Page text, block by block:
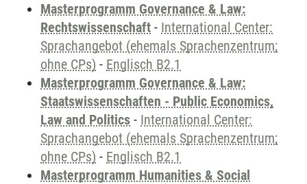
Masterprogramm Governance & Law:
Rechtswissenschaft - International Center:
Sprachangebot (ehemals Sprachenzentrum;
ohne CPs) - Englisch B2.1
Masterprogramm Governance & Law:
Staatswissenschaften - Public Economics,
Law and Politics - International Center:
Sprachangebot (ehemals Sprachenzentrum;
ohne CPs) - Englisch B2.1
Masterprogramm Humanities & Social